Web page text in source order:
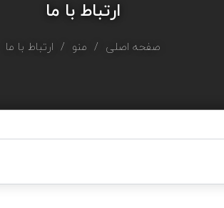
ارتباط با ما
صفحه اصلی / منو / ارتباط با ما